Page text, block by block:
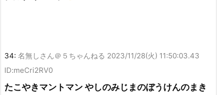
34: 名無しさん＠５ちゃんねる 2023/11/28(火) 11:50:03.43
ID:meCri2RV0
たこやきマントマン やしのみじまのぼうけんのまき